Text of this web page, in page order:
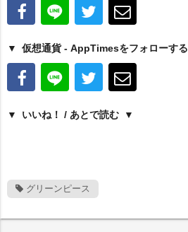
仮想通貨 - AppTimesをフォローする
いいね！ / あとで読む
グリーンピース